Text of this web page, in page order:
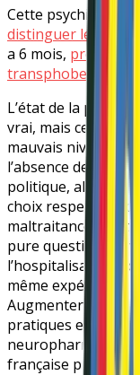
Cette psychiatrie ,
distinguer les vrais
a 6 mois,
transphobes dans
L’état de la
vrai, mais ce qui
mauvais niveau de
l’absence de
politique, alors que
choix respectueux
maltraitance
pure question de
l’hospitalisation,
même
Augmenter les
pratiques et faire
française propose